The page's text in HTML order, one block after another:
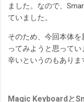
ました。なので、
ていました。
そのため、今回本体
ってみようと思って
辛いというのもありま
Magic Keyboardと